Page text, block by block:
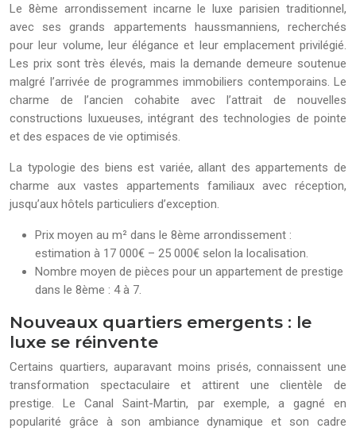
Le 8ème arrondissement incarne le luxe parisien traditionnel,
avec ses grands appartements haussmanniens, recherchés
pour leur volume, leur élégance et leur emplacement privilégié.
Les prix sont très élevés, mais la demande demeure soutenue
malgré l’arrivée de programmes immobiliers contemporains. Le
charme de l’ancien cohabite avec l’attrait de nouvelles
constructions luxueuses, intégrant des technologies de pointe
et des espaces de vie optimisés.
La typologie des biens est variée, allant des appartements de
charme aux vastes appartements familiaux avec réception,
jusqu’aux hôtels particuliers d’exception.
Prix moyen au m² dans le 8ème arrondissement :
estimation à 17 000€ – 25 000€ selon la localisation.
Nombre moyen de pièces pour un appartement de prestige
dans le 8ème : 4 à 7.
Nouveaux quartiers emergents : le
luxe se réinvente
Certains quartiers, auparavant moins prisés, connaissent une
transformation spectaculaire et attirent une clientèle de
prestige. Le Canal Saint-Martin, par exemple, a gagné en
popularité grâce à son ambiance dynamique et son cadre